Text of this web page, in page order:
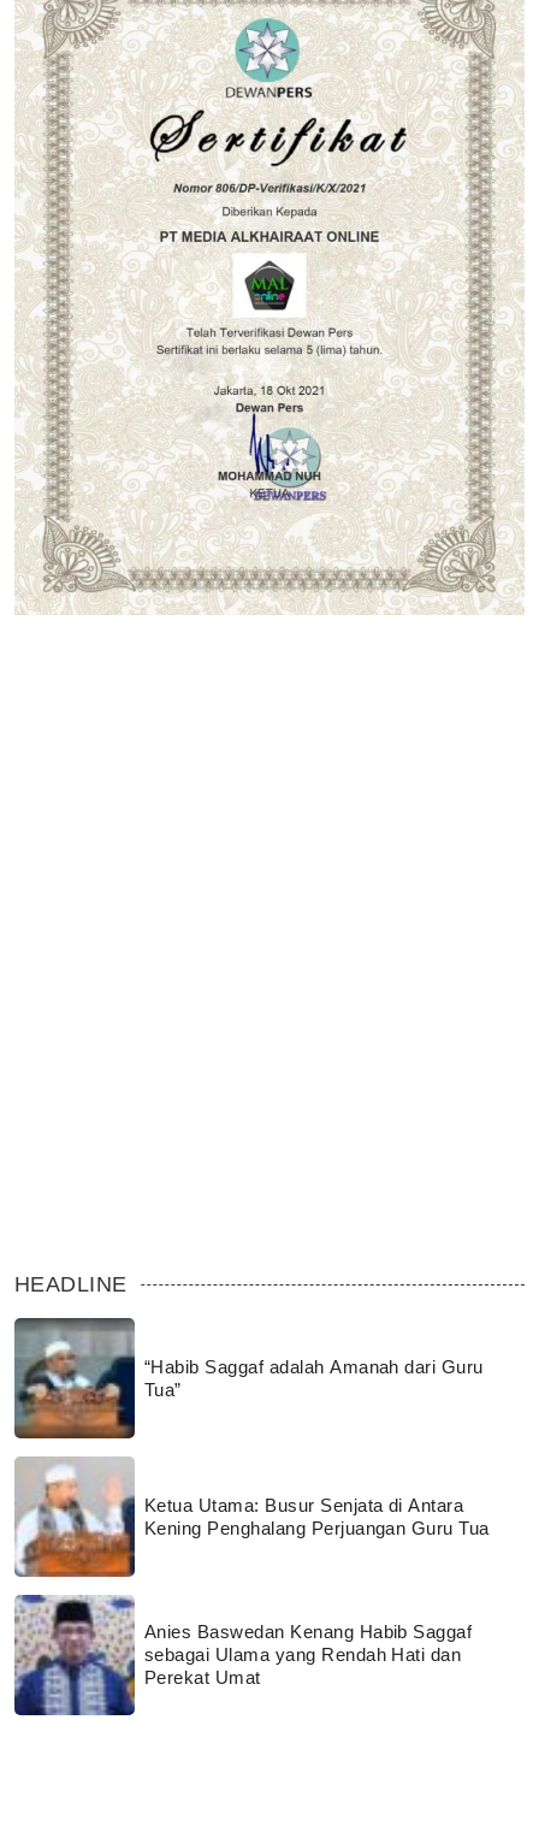
HEADLINE
“Habib Saggaf adalah Amanah dari Guru
Tua”
Ketua Utama: Busur Senjata di Antara
Kening Penghalang Perjuangan Guru Tua
Anies Baswedan Kenang Habib Saggaf
sebagai Ulama yang Rendah Hati dan
Perekat Umat